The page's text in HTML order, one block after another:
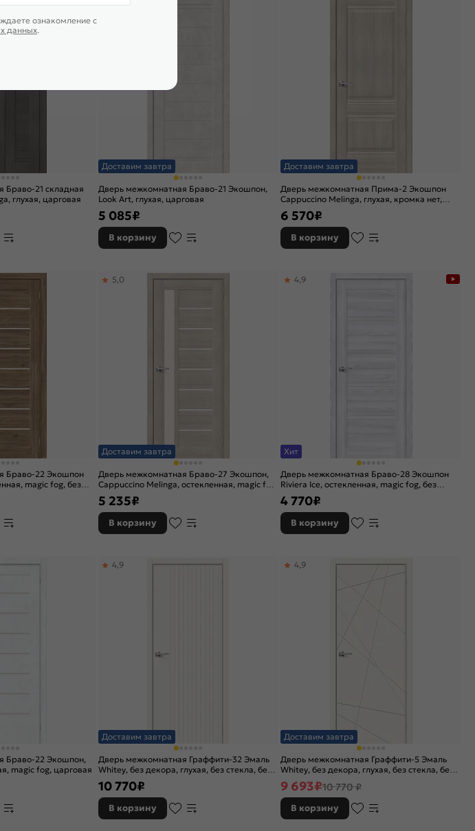
Браво-21 складная
глухая, царговая
Доставим завтра
Дверь межкомнатная Браво-21 Экошпон,
Look Art, глухая, царговая
5 085₽
В корзину
Доставим завтра
Дверь межкомнатная Прима-2 Экошпон
Cappuccino Melinga, глухая, кромка нет,
филенчатая
6 570₽
В корзину
Браво-22 Экошпон
magic fog, без
Доставим завтра
Дверь межкомнатная Браво-27 Экошпон,
Cappuccino Melinga, остекленная, magic fog,
царговая
5,0
5 235₽
В корзину
Хит
Дверь межкомнатная Браво-28 Экошпон
Riviera Ice, остекленная, magic fog, без
кромки, царговая
4,9
4 770₽
В корзину
Браво-22 Экошпон,
magic fog, царговая
Доставим завтра
Дверь межкомнатная Граффити-32 Эмаль
Whitey, без декора, глухая, без стекла, без
кромки, каркасно-щитовая
4,9
10 770₽
В корзину
Доставим завтра
Дверь межкомнатная Граффити-5 Эмаль
Whitey, без декора, глухая, без стекла, без
кромки, каркасно-щитовая
4,9
9 693₽10 770 ₽
В корзину
ознакомление c
данных.